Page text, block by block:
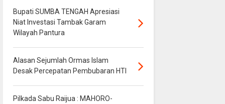
Bupati SUMBA TENGAH Apresiasi
Niat Investasi Tambak Garam
Wilayah Pantura
Alasan Sejumlah Ormas Islam
Desak Percepatan Pembubaran HTI
Pilkada Sabu Raijua : MAHORO-